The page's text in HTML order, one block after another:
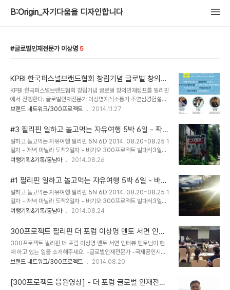
B:Origin_자기다움을 디자인합니다
글로벌인재전문가 이상명 5
KPBI 한국퍼스널브랜드협회 창립기념 글로벌 창의인
재캠프
KPBI 한국퍼스널브랜드협회 창립기념 글로벌 창의인재캠프를 필리핀
에서 진행한다. 글로벌인재전문가 이상명지식소통가 조연심경험설계
전문가 금두환 3인의 멘토와 함께 자신의 무대를 스스로 만들어가는
브랜드 네트워크/300프로젝트 2014.11.27
#3 필리핀 일하고 놀고먹는 자유여행 5박 6일 - 팍상
한
일하고 놀고먹는 자유여행 필리핀 5N 6D 2014. 08.20~08.25 1
일차 - 저녁 마닐라 도착2일차 - 바기오 300프로젝트 발대식3일차
- 마닐라로 돌아와 마사지4일차 - 마닐라 더포럼 300프로젝트 발대
한 폭포로 출발. 아이나 어른이나 모두 1,350 페소. 안깎아줘요~ 처
음 이 풍경을 보았을 때는 그냥 강에서 보트타고 유람하나보다 싶었다.
출발 직전. 조교의 포즈로~ 폭이 좁은 보트에 건장한 청년이 앞 뒤로,
가운데 2~3명이 탑승한다. 이때만 해도.... 그냥 유람이었다. 특징이
있다면 물살을 거슬러 올라간 것. 이러다 수심이 앝아지면 청년이 뛰어
배..
여행기획&기록/동남아 2014.08.26
#1 필리핀 일하고 놀고먹는 자유여행 5박 6일 - 바기
오
일하고 놀고먹는 자유여행 필리핀 5N 6D 2014. 08.20~08.25 1
일차 - 저녁 마닐라 도착2일차 - 바기오 300프로젝트 발대식3일차
- 마닐라로 돌아와 마사지4일차 - 마닐라 더포럼 300프로젝트 발대
까운 시간에 마닐라 공항에 도착, 메트로마닐라 오티가스에 위치한 골
드타워에서 짐을 풀었다.글로벌인재전문가 이상명 원장님의 집이자
화가 소양 샘 부부 댁이다. 27층의 하늘과 가까운 집. 다음날 필리핀
바기오에서 글로벌 300프로젝트 첫발대식을 해야 하기에 일찍 잠들
었다. 바기오는 마닐라에서 차로 6시간 가량 이동해야한다. 해발
를 피해 쉬던 곳이 관광지로 개..
여행기획&기록/동남아 2014.08.24
300프로젝트 필리핀 더 포럼 이상명 멘토 서면 인터
뷰
300프로젝트 필리핀 더 포럼 이상명 멘토 서면 인터뷰 멘토님이 현
재 하고 있는 일을 소개해주세요. -글로벌인재전문가 -국제공인시험
센터장 및 감독관 ETS TOEFL-iBT미국대학입학수능시험 ACT유
나다 검정고시 ▪국제 의사▪국제 간호사▪영연방 회계사··· 서울대
TEPS연세대 주관 국제영어글쓰기대회 IEWC 영국대사관 주관 국제
브랜드 네트워크/300프로젝트 2014.08.20
[300프로젝트 응원영상] - 더 포럼 글로벌 인재전문